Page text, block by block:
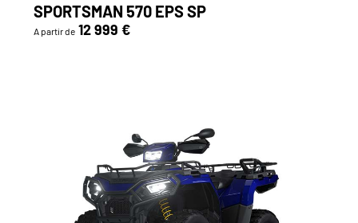
SPORTSMAN 570 EPS SP
A partir de 12 999 €